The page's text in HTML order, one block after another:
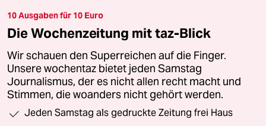
10 Ausgaben für 10 Euro
Die Wochenzeitung mit taz-Blick
Wir schauen den Superreichen auf die Finger.
Unsere wochentaz bietet jeden Samstag
Journalismus, der es nicht allen recht macht und
Stimmen, die woanders nicht gehört werden.
Jeden Samstag als gedruckte Zeitung frei Haus